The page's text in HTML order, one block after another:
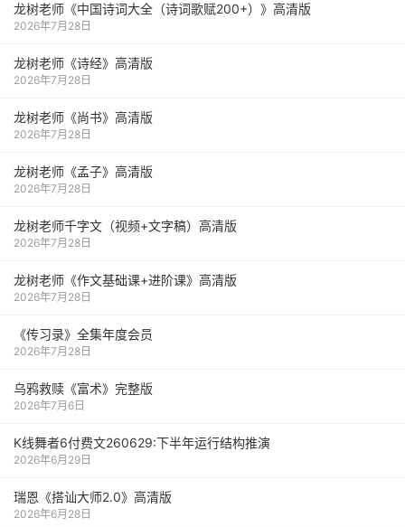
龙树老师《中国诗词大全（诗词歌赋200+）》高清版
2026年7月28日
龙树老师《诗经》高清版
2026年7月28日
龙树老师《尚书》高清版
2026年7月28日
龙树老师《孟子》高清版
2026年7月28日
龙树老师千字文（视频+文字稿）高清版
2026年7月28日
龙树老师《作文基础课+进阶课》高清版
2026年7月28日
《传习录》全集年度会员
2026年7月28日
乌鸦救赎《富术》完整版
2026年7月6日
K线舞者6付费文260629:下半年运行结构推演
2026年6月29日
瑞恩《搭讪大师2.0》高清版
2026年6月28日